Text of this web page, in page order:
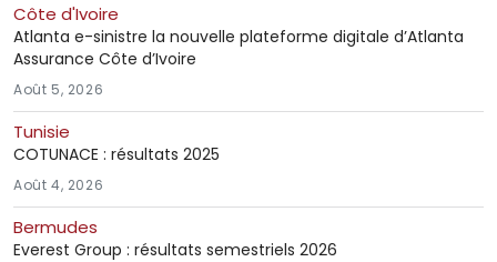
Côte d'Ivoire
Atlanta e-sinistre la nouvelle plateforme digitale d’Atlanta
Assurance Côte d’Ivoire
Août 5, 2026
Tunisie
COTUNACE : résultats 2025
Août 4, 2026
Bermudes
Everest Group : résultats semestriels 2026